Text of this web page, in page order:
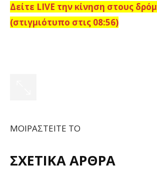
Δείτε LIVE την κίνηση στους
(στιγμιότυπο στις 08:56)
ΜΟΙΡΑΣΤΕΙΤΕ ΤΟ
ΣΧΕΤΙΚΑ ΑΡΘΡΑ